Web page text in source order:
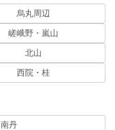
烏丸周辺
嵯峨野・嵐山
北山
西院・桂
南丹